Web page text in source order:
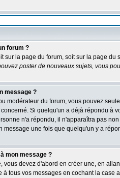
forum ?
sur la page du forum, soit sur la page
poster de nouveaux sujets, vous
message ?
modérateur du forum, vous pouvez
Si quelqu'un a déjà répondu à
n'a répondu, il n'apparaîtra pas
message une fois que quelqu'un y a
mon message ?
vous devez d'abord en créer une, en
tous vos messages en cochant la